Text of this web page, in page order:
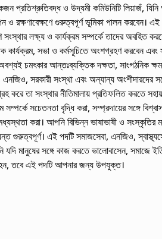
প্রতিশ্রুতিবদ্ধ ও উদ্যমী কমিউনিটি লিয়াজঁ, যিনি
ও রক্ষণাবেক্ষণে গুরুত্বপূর্ণ ভূমিকা পালন করবেন।
সংস্থার লক্ষ্য ও কার্যক্রম সম্পর্কে তাদের অবহিত
কার্যক্রম, সভা ও কর্মসূচিতে অংশগ্রহণ করবেন
চমৎকার আন্তঃব্যক্তিক দক্ষতা, সাংগঠনিক
এনজিও, সরকারী সংস্থা এবং অন্যান্য অংশীদারদের
করে তা সংস্থার নীতিমালায় প্রতিফলিত করতে
সম্পর্কে সচেতনতা বৃদ্ধি করা, সম্প্রদায়ের সঙ্গে
মধ্যস্থতা করা। আপনি বিভিন্ন ভাষাভাষী ও
গুরুত্বপূর্ণ। এই পদটি সমাজসেবা, এনজিও,
মানুষের সঙ্গে কাজ করতে ভালোবাসেন, সমাজে
তবে এই পদটি আপনার জন্য উপযুক্ত।